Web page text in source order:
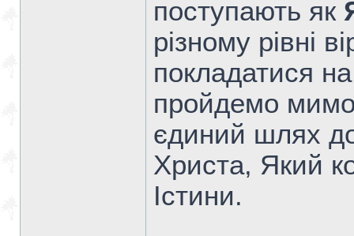
поступають як
різному рівні
покладатися
пройдемо мимо
єдиний шлях
Христа, Який
Істини.